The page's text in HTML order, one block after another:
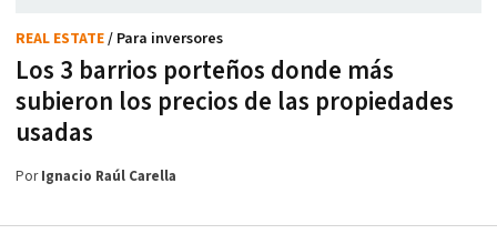
Los 3 barrios porteños donde más
subieron los precios de las propiedades
usadas
REAL ESTATE/ Para inversores
PorIgnacio Raúl Carella